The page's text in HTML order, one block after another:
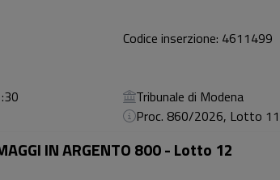
Codice inserzione: 4611499
Tribunale di Modena
Proc. 860/2026, Lotto 11
IN ARGENTO 800 - Lotto 12